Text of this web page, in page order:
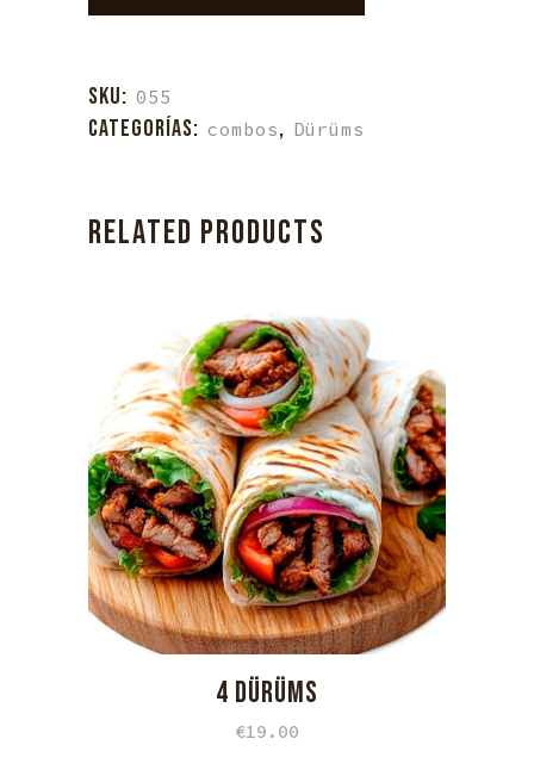
a
quantity
SKU: 055
CATEGORÍAS: combos, Dürüms
RELATED PRODUCTS
4 DÜRÜMS
€19.00